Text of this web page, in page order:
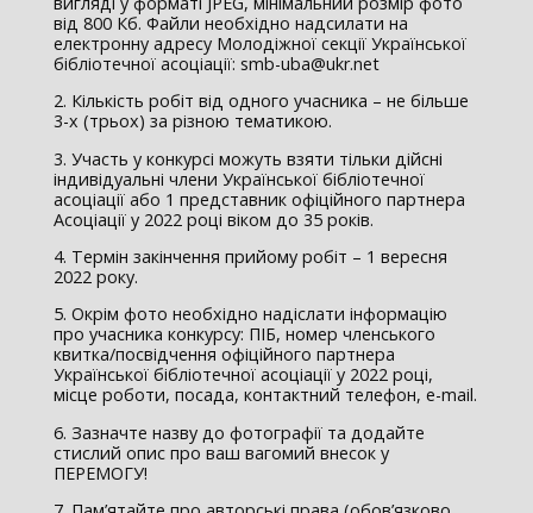
від 800 Кб. Файли необхідно надсилати на
електронну адресу Молодіжної секції Української
бібліотечної асоціації: smb-uba@ukr.net
2. Кількість робіт від одного учасника – не більше
3-х (трьох) за різною тематикою.
3. Участь у конкурсі можуть взяти тільки дійсні
індивідуальні члени Української бібліотечної
асоціації або 1 представник офіційного партнера
Асоціації у 2022 році віком до 35 років.
4. Термін закінчення прийому робіт – 1 вересня
2022 року.
5. Окрім фото необхідно надіслати інформацію
про учасника конкурсу: ПІБ, номер членського
квитка/посвідчення офіційного партнера
Української бібліотечної асоціації у 2022 році,
місце роботи, посада, контактний телефон, e-mail.
6. Зазначте назву до фотографії та додайте
стислий опис про ваш вагомий внесок у
ПЕРЕМОГУ!